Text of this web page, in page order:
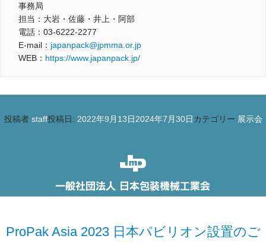
事務局
担当：大岩・佐藤・井上・阿部
電話：03-6222-2277
E-mail： japanpack@jpmma.or.jp
WEB： https://www.japanpack.jp/
投稿者 staff投稿日: 2022年9月13日2024年7月30日 カテゴリー 展示会
ProPak Asia 2023 日本パビリオン設置のご